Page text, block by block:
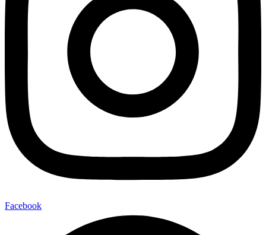
Facebook